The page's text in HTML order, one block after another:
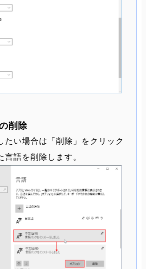
削除
たい場合は「削除」をクリック
言語を削除します。